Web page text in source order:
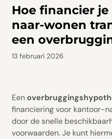
Hoe financier
naar-wonen
een
13 februari 2026
Een
financiering voor kantoor-
door de snelle
voorwaarden. Je kunt